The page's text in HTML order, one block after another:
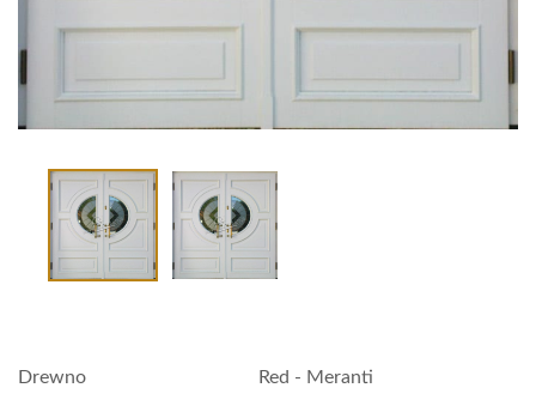
Drewno Red - Meranti